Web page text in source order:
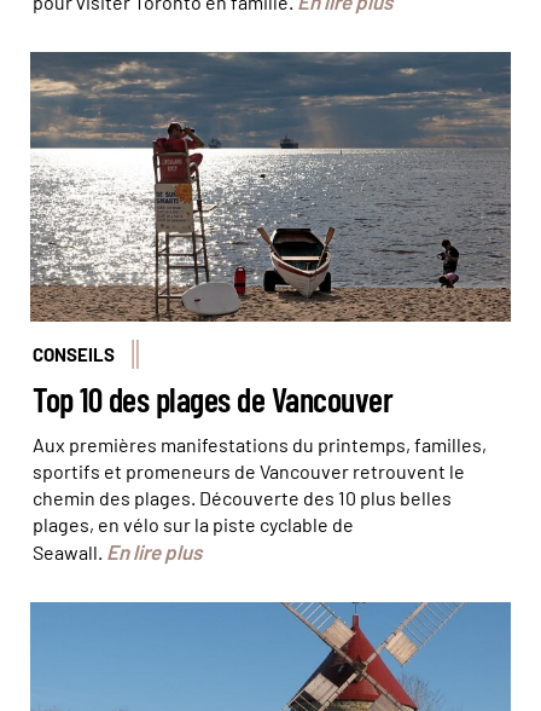
© Noodles79 / fotolia.com
CONSEILS
Top 10 des plages de Vancouver
Aux premières manifestations du printemps, familles,
sportifs et promeneurs de Vancouver retrouvent le
chemin des plages. Découverte des 10 plus belles
plages, en vélo sur la piste cyclable de
Seawall. En lire plus
Les moulins, classés au patrimoine historique, ont été
restaurés en 1980. © Tourisme Isle-aux-Coudres